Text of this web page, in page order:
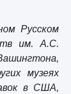
Русском
им. А.С.
музеях
в США,